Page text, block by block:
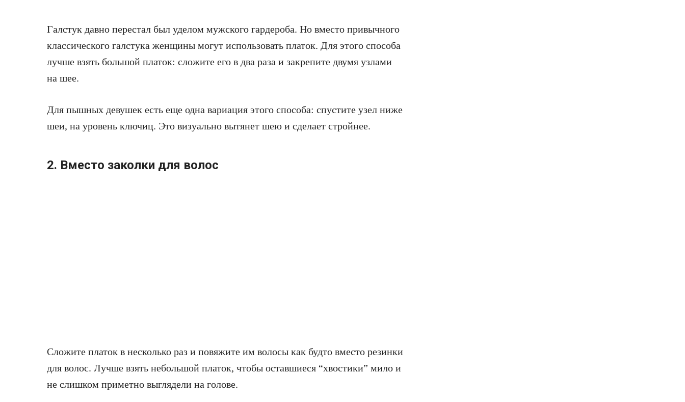
Галстук давно перестал был уделом мужского гардероба. Но вместо привычного
классического галстука женщины могут использовать платок. Для этого способа
лучше взять большой платок: сложите его в два раза и закрепите двумя узлами
на шее.
Для пышных девушек есть еще одна вариация этого способа: спустите узел ниже
шеи, на уровень ключиц. Это визуально вытянет шею и сделает стройнее.
2. Вместо заколки для волос
Сложите платок в несколько раз и повяжите им волосы как будто вместо резинки
для волос. Лучше взять небольшой платок, чтобы оставшиеся “хвостики” мило и
не слишком приметно выглядели на голове.